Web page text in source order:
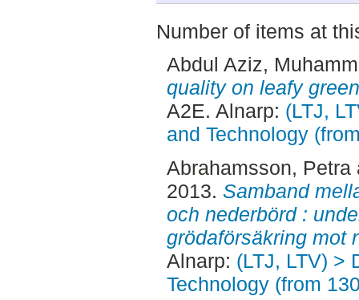
Number of items at
Abdul Aziz,
quality on leafy
A2E. Alnarp: (LTJ,
and Technology
Abrahamsson, Petra
2013. Samband
och nederbörd :
grödaförsäkring mot
Alnarp: (LTJ, LTV) >
Technology (from